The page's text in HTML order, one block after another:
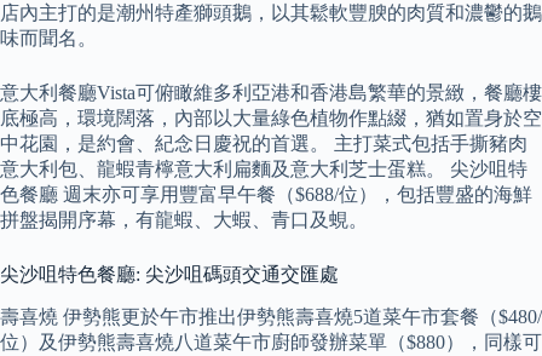
店內主打的是潮州特產獅頭鵝，以其鬆軟豐腴的肉質和濃鬱的鵝
味而聞名。
意大利餐廳Vista可俯瞰維多利亞港和香港島繁華的景緻，餐廳樓
底極高，環境闊落，內部以大量綠色植物作點綴，猶如置身於空
中花園，是約會、紀念日慶祝的首選。 主打菜式包括手撕豬肉
意大利包、龍蝦青檸意大利扁麵及意大利芝士蛋糕。 尖沙咀特
色餐廳 週末亦可享用豐富早午餐（$688/位），包括豐盛的海鮮
拼盤揭開序幕，有龍蝦、大蝦、青口及蜆。
尖沙咀特色餐廳: 尖沙咀碼頭交通交匯處
壽喜燒 伊勢熊更於午市推出伊勢熊壽喜燒5道菜午市套餐（$480/
位）及伊勢熊壽喜燒八道菜午市廚師發辦菜單（$880），同樣可